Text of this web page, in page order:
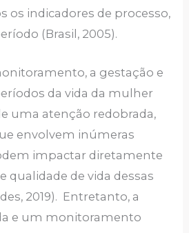
os indicadores de processo,
(Brasil, 2005).
a gestação e
da vida da mulher
uma atenção redobrada,
envolvem inúmeras
impactar diretamente
qualidade de vida dessas
2019). Entretanto, a
e um monitoramento